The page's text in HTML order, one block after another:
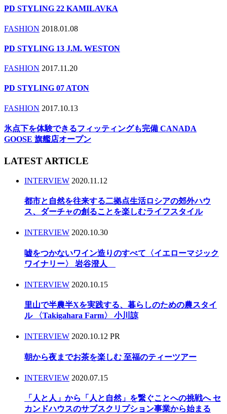
PD STYLING 22 KAMILAVKA
FASHION 2018.01.08
PD STYLING 13 J.M. WESTON
FASHION 2017.11.20
PD STYLING 07 ATON
FASHION 2017.10.13
氷点下を体験できるフィッティングも完備 CANADA
GOOSE 旗艦店オープン
LATEST ARTICLE
INTERVIEW 2020.11.12
都市と自然を往来する二拠点生活ロシアの郊外ハウ
ス、ダーチャの創ることを楽しむライフスタイル
INTERVIEW 2020.10.30
嘘をつかないワイン造りのすべて〈イエローマジック
ワイナリー〉 岩谷澄人
INTERVIEW 2020.10.15
里山で半農半Xを実践する、暮らしのための農スタイ
ル 〈Takigahara Farm〉 小川諒
INTERVIEW 2020.10.12 PR
朝から夜までお茶を楽しむ 至福のティーツアー
INTERVIEW 2020.07.15
「人と人」から「人と自然」を繋ぐことへの挑戦へ セ
カンドハウスのサブスクリプション事業から始まる